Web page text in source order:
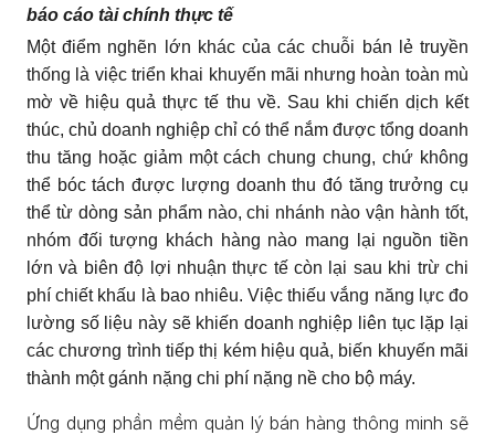
báo cáo tài chính thực tế
Một điểm nghẽn lớn khác của các chuỗi bán lẻ truyền
thống là việc triển khai khuyến mãi nhưng hoàn toàn mù
mờ về hiệu quả thực tế thu về. Sau khi chiến dịch kết
thúc, chủ doanh nghiệp chỉ có thể nắm được tổng doanh
thu tăng hoặc giảm một cách chung chung, chứ không
thể bóc tách được lượng doanh thu đó tăng trưởng cụ
thể từ dòng sản phẩm nào, chi nhánh nào vận hành tốt,
nhóm đối tượng khách hàng nào mang lại nguồn tiền
lớn và biên độ lợi nhuận thực tế còn lại sau khi trừ chi
phí chiết khấu là bao nhiêu. Việc thiếu vắng năng lực đo
lường số liệu này sẽ khiến doanh nghiệp liên tục lặp lại
các chương trình tiếp thị kém hiệu quả, biến khuyến mãi
thành một gánh nặng chi phí nặng nề cho bộ máy.
Ứng dụng phần mềm quản lý bán hàng thông minh sẽ